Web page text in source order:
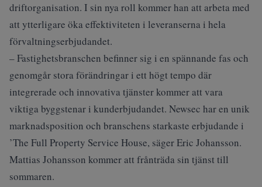
driftorganisation. I sin nya roll kommer han att arbeta med
att ytterligare öka effektiviteten i leveranserna i hela
förvaltningserbjudandet.
– Fastighetsbranschen befinner sig i en spännande fas och
genomgår stora förändringar i ett högt tempo där
integrerade och innovativa tjänster kommer att vara
viktiga byggstenar i kunderbjudandet. Newsec har en unik
marknadsposition och branschens starkaste erbjudande i
’The Full Property Service House, säger Eric Johansson.
Mattias Johansson kommer att frånträda sin tjänst till
sommaren.